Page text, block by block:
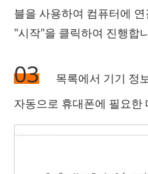
블을 사용하여 컴퓨터에
"시작"을 클릭하여 진행합
03
목록에서 기기 정
자동으로 휴대폰에 필요한